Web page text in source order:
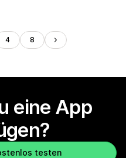
4 8
eine App
testen